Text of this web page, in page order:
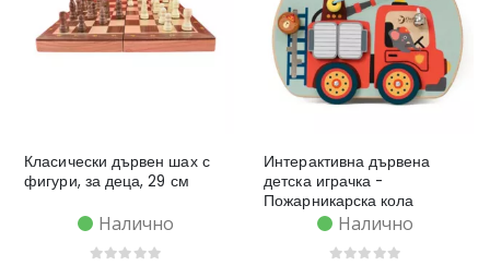
Класически дървен шах с
фигури, за деца, 29 см
Налично
Интерактивна дървена
детска играчка -
Пожарникарска кола
Налично